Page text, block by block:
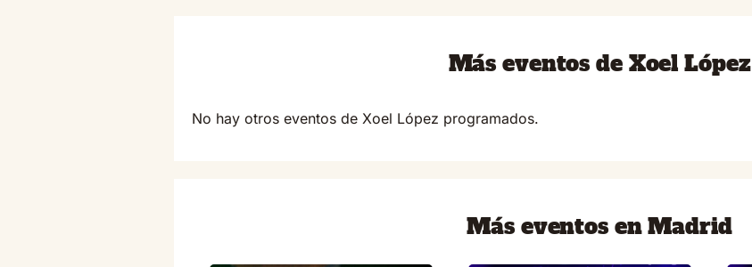
Más eventos de Xoel López
No hay otros eventos de Xoel López programados.
Más eventos en Madrid